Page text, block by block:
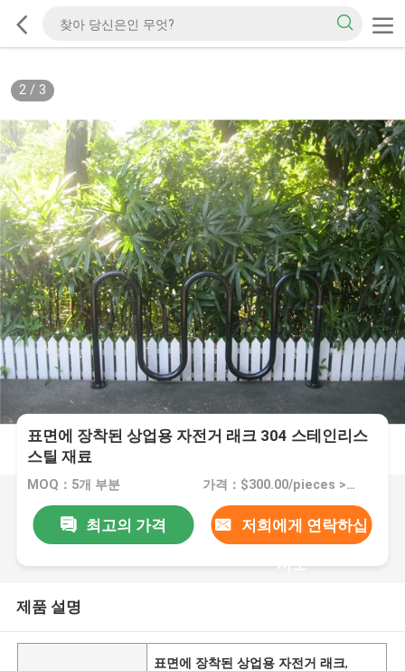
2/ 3
표면에 장착된 상업용 자전거 래크 304 스테인리스
스틸 재료
MOQ：5개 부분 가격：$300.00/pieces >=5 pieces
최고의 가격 저희에게 연락하십
시오
제품 설명
표면에 장착된 상업용 자전거 래크,